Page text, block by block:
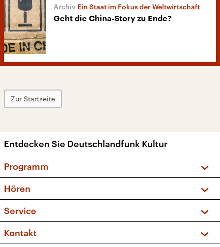
Ein Staat im Fokus der Weltwirtschaft
Geht die China-Story zu Ende?
Zur Startseite
Entdecken Sie Deutschlandfunk Kultur
Programm
Sendungen und Podcasts
Musikliste
Kakadu – Das Kinderprogramm
Hören
Frequenzen (UKW + DAB+)
Service
FAQ
Apps
Kontakt